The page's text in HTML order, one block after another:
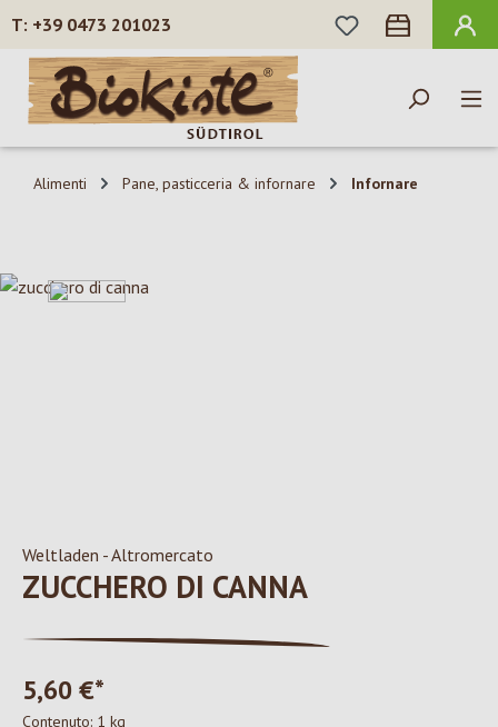
Passa al contenuto principale
+39 0473 201023
HAI 0 ARTICOLI
Alimenti Pane, pasticceria & infornare Infornare
Salta la galleria di immagini
Weltladen - Altromercato
ZUCCHERO DI CANNA
5,60 €*
Contenuto: 1 kg